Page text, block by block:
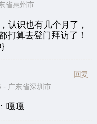
省惠州市
认识也有几个月了，
打算去登门拜访了！
广东省深圳市
回复
嘎嘎